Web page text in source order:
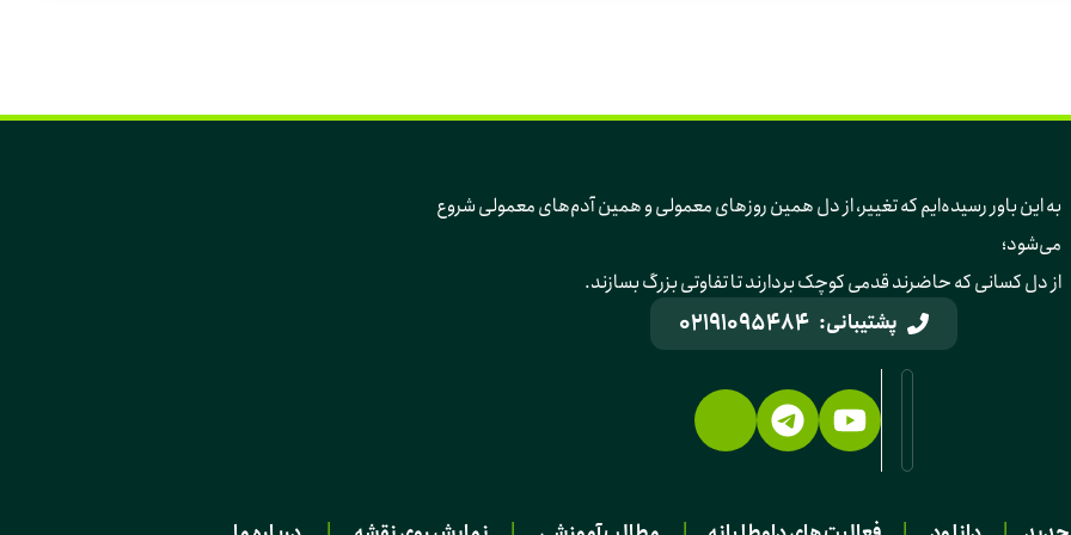
به این باور رسیده‌ایم که تغییر، از دل همین روزهای معمولی و همین آدم‌های معمولی شروع
می‌شود؛
از دل کسانی که حاضرند قدمی کوچک بردارند تا تفاوتی بزرگ بسازند.
پشتیبانی: 02191095484